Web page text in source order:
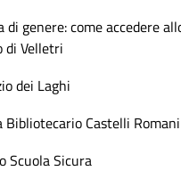
di genere: come accedere
di Velletri
dei Laghi
Bibliotecario Castelli Romani
Scuola Sicura